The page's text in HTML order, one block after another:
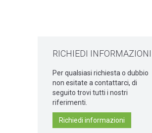
RICHIEDI INFORMAZIONI
Per qualsiasi richiesta o dubbio
non esitate a contattarci, di
seguito trovi tutti i nostri
riferimenti.
Richiedi informazioni